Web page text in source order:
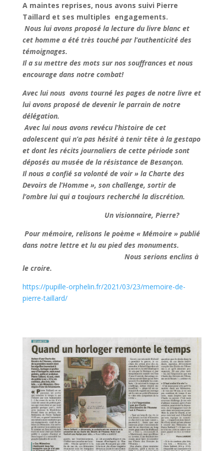
A maintes reprises, nous avons suivi Pierre
Taillard et ses multiples engagements.
Nous lui avons proposé la lecture du livre blanc et
cet homme a été très touché par l’authenticité des
témoignages.
Il a su mettre des mots sur nos souffrances et nous
encourage dans notre combat!
Avec lui nous avons tourné les pages de notre livre et
lui avons proposé de devenir le parrain de notre
délégation.
Avec lui nous avons revécu l’histoire de cet
adolescent qui n’a pas hésité à tenir tête à la gestapo
et dont les récits journaliers de cette période sont
déposés au musée de la résistance de Besançon.
Il nous a confié sa volonté de voir » la Charte des
Devoirs de l’Homme », son challenge, sortir de
l’ombre lui qui a toujours recherché la discrétion.
Un visionnaire, Pierre?
Pour mémoire, relisons le poème « Mémoire » publié
dans notre lettre et lu au pied des monuments.
Nous serions enclins à
le croire.
https://pupille-orphelin.fr/2021/03/23/memoire-de-
pierre-taillard/